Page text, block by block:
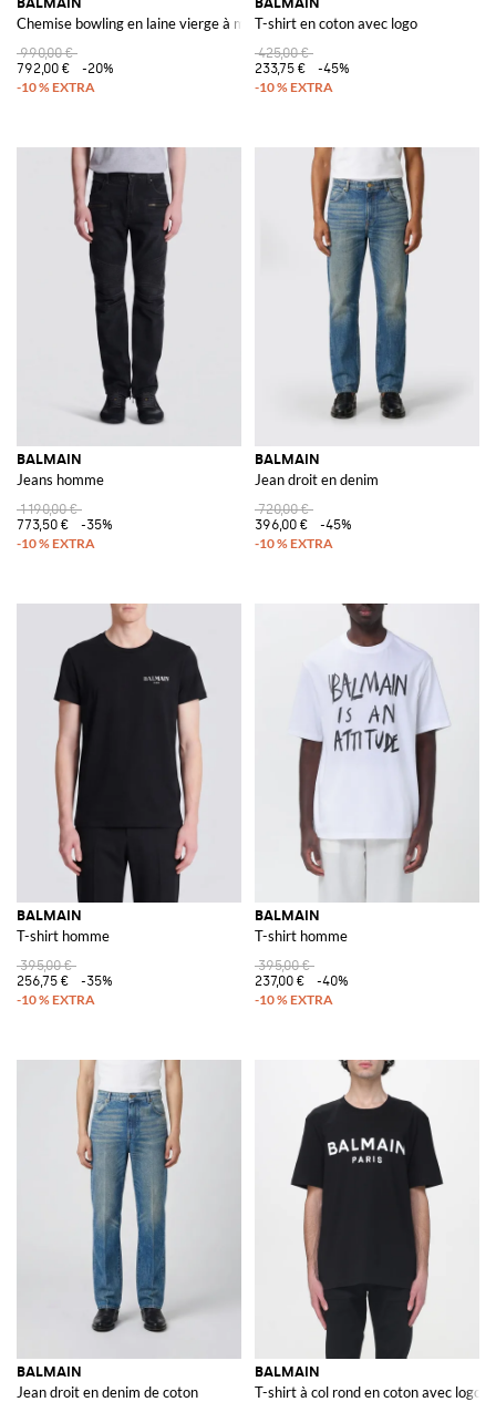
Chemise bowling en laine vierge à motif Prince de Galles et col cubain
990,00 €
792,00 €
-20%
T-shirt en coton avec logo
425,00 €
233,75 €
-45%
BALMAIN
Jeans homme
1 190,00 €
773,50 €
-35%
BALMAIN
Jean droit en denim
720,00 €
396,00 €
-45%
BALMAIN
T-shirt homme
395,00 €
256,75 €
-35%
BALMAIN
T-shirt homme
395,00 €
237,00 €
-40%
BALMAIN
Jean droit en denim de coton
BALMAIN
T-shirt à col rond en coton avec logo